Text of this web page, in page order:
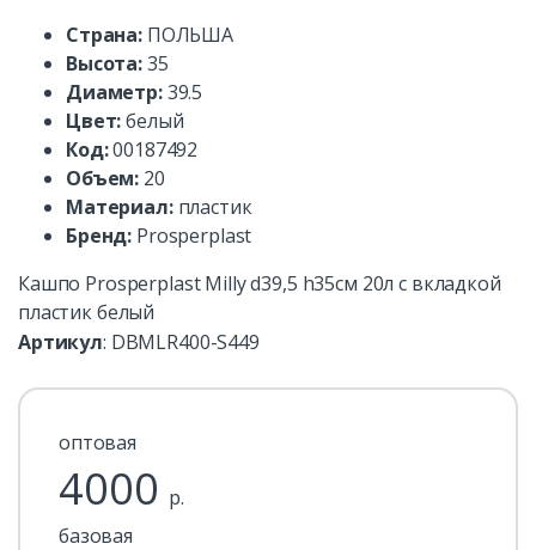
Страна: ПОЛЬША
Высота:35
Диаметр:39.5
Цвет:белый
Код:00187492
Объем: 20
Материал: пластик
Бренд: Prosperplast
Кашпо Prosperplast Milly d39,5 h35см 20л c вкладкой
пластик белый
Артикул: DBMLR400-S449
оптовая
4000 р.
базовая